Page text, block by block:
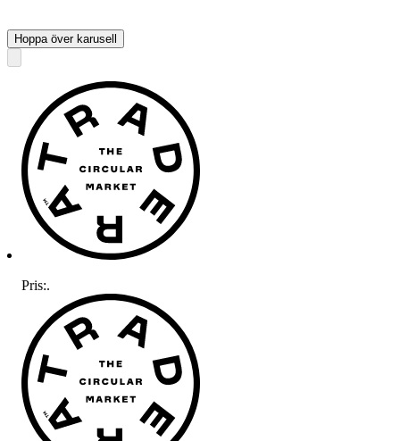
Hoppa över karusell
Pris:.